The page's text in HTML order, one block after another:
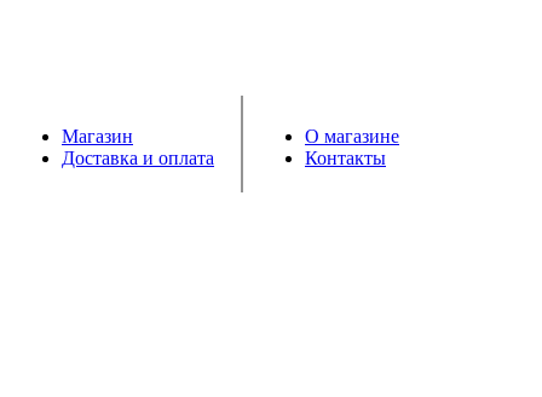
Магазин
Доставка и оплата
О магазине
Контакты